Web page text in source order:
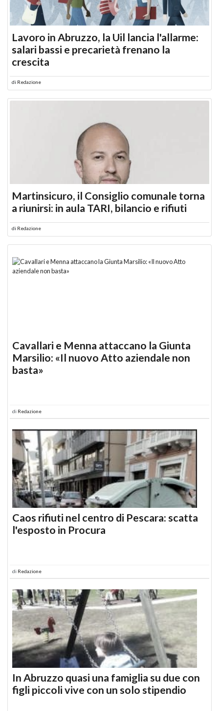
Lavoro in Abruzzo, la Uil lancia l'allarme:
salari bassi e precarietà frenano la
crescita
di Redazione
Martinsicuro, il Consiglio comunale torna
a riunirsi: in aula TARI, bilancio e rifiuti
di Redazione
Cavallari e Menna attaccano la Giunta
Marsilio: «Il nuovo Atto aziendale non
basta»
di Redazione
Caos rifiuti nel centro di Pescara: scatta
l'esposto in Procura
di Redazione
In Abruzzo quasi una famiglia su due con
figli piccoli vive con un solo stipendio